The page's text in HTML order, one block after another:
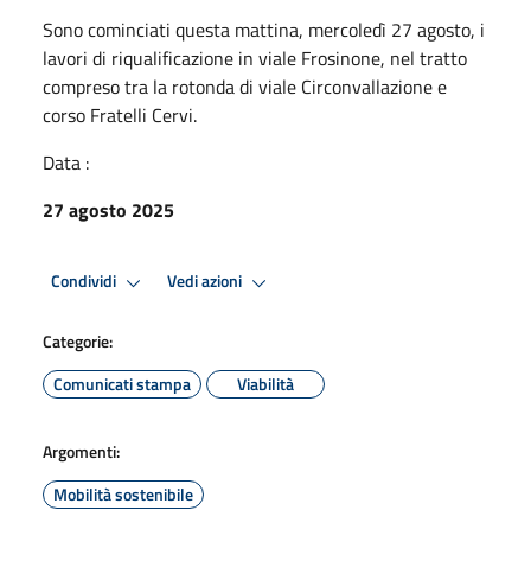
Sono cominciati questa mattina, mercoledì 27 agosto, i
lavori di riqualificazione in viale Frosinone, nel tratto
compreso tra la rotonda di viale Circonvallazione e
corso Fratelli Cervi.
Data :
27 agosto 2025
Condividi Vedi azioni
Categorie:
Comunicati stampa
Viabilità
Argomenti:
Mobilità sostenibile